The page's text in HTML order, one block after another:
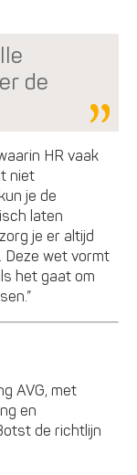
de
HR vaak
niet
je de
laten
je er altijd
Deze wet vormt
het gaat om
AVG, met
en
de richtlijn